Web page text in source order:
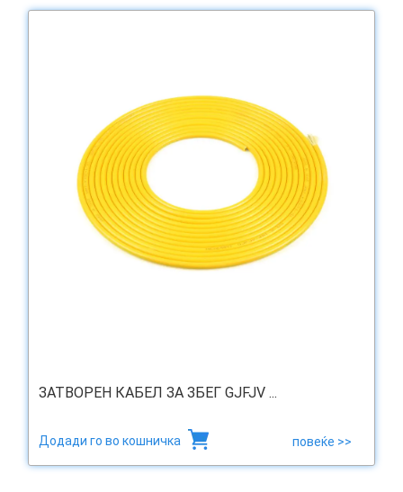
ЗАТВОРЕН КАБЕЛ ЗА ЗБЕГ GJFJV ...
Додади го во кошничка повеќе >>